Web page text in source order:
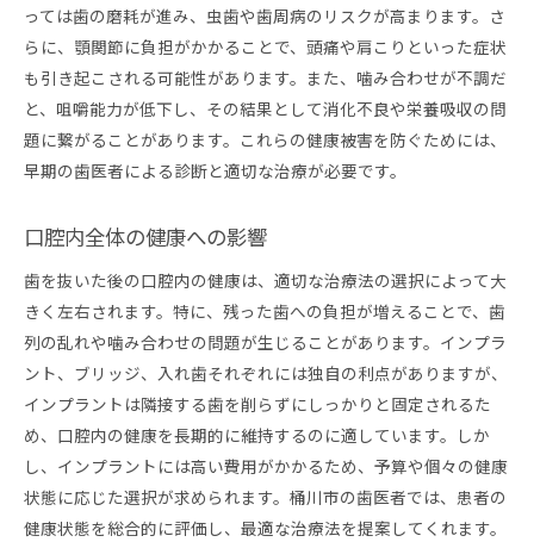
っては歯の磨耗が進み、虫歯や歯周病のリスクが高まります。さ
らに、顎関節に負担がかかることで、頭痛や肩こりといった症状
も引き起こされる可能性があります。また、噛み合わせが不調だ
と、咀嚼能力が低下し、その結果として消化不良や栄養吸収の問
題に繋がることがあります。これらの健康被害を防ぐためには、
早期の歯医者による診断と適切な治療が必要です。
口腔内全体の健康への影響
歯を抜いた後の口腔内の健康は、適切な治療法の選択によって大
きく左右されます。特に、残った歯への負担が増えることで、歯
列の乱れや噛み合わせの問題が生じることがあります。インプラ
ント、ブリッジ、入れ歯それぞれには独自の利点がありますが、
インプラントは隣接する歯を削らずにしっかりと固定されるた
め、口腔内の健康を長期的に維持するのに適しています。しか
し、インプラントには高い費用がかかるため、予算や個々の健康
状態に応じた選択が求められます。桶川市の歯医者では、患者の
健康状態を総合的に評価し、最適な治療法を提案してくれます。